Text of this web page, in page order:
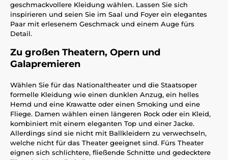
geschmackvollere Kleidung wählen. Lassen Sie sich
inspirieren und seien Sie im Saal und Foyer ein elegantes
Paar mit erlesenem Geschmack und einem Auge fürs
Detail.
Zu großen Theatern, Opern und
Galapremieren
Wählen Sie für das Nationaltheater und die Staatsoper
formelle Kleidung wie einen dunklen Anzug, ein helles
Hemd und eine Krawatte oder einen Smoking und eine
Fliege. Damen wählen einen längeren Rock oder ein Kleid,
kombiniert mit einem eleganten Top und einer Jacke.
Allerdings sind sie nicht mit Ballkleidern zu verwechseln,
welche nicht für das Theater geeignet sind. Fürs Theater
eignen sich schlichtere, fließende Schnitte und gedecktere